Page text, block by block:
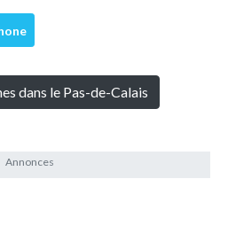
dans le Pas-de-Calais